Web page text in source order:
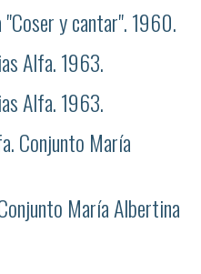
y cantar". 1960.
Alfa. 1963.
Alfa. 1963.
Conjunto María
María Albertina